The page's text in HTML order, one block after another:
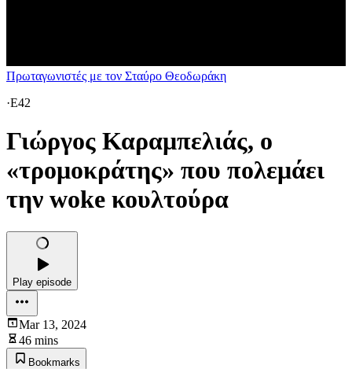
Πρωταγωνιστές με τον Σταύρο Θεοδωράκη
·E42
Γιώργος Καραμπελιάς, ο
«τρομοκράτης» που πολεμάει
την woke κουλτούρα
Play episode
Mar 13, 2024
46 mins
Bookmarks